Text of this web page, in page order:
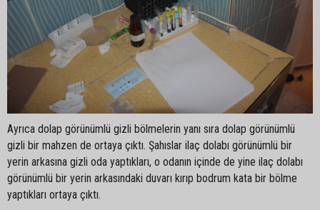
Ayrıca dolap görünümlü gizli bölmelerin yanı sıra dolap görünümlü
gizli bir mahzen de ortaya çıktı. Şahıslar ilaç dolabı görünümlü bir
yerin arkasına gizli oda yaptıkları, o odanın içinde de yine ilaç dolabı
görünümlü bir yerin arkasındaki duvarı kırıp bodrum kata bir bölme
yaptıkları ortaya çıktı.